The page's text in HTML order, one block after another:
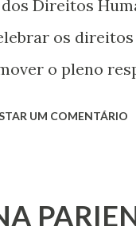
Direitos
os
o pleno
UM COMENTÁRIO